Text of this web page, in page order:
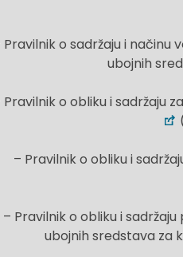
Pravilnik o sadržaju i načinu
ubojnih
Pravilnik o obliku i sadržaju
– Pravilnik o obliku i
– Pravilnik o obliku i
ubojnih sredstava za